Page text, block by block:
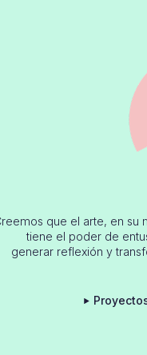
que el arte, en su
tiene el poder de
generar reflexión y